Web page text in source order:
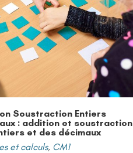
Soustraction Entiers
: addition et soustraction
et des décimaux
et calculs, CM1